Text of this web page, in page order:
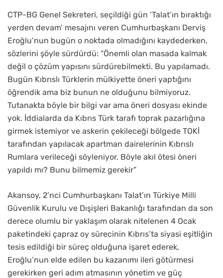
CTP-BG Genel Sekreteri, seçildiği gün ‘Talat’ın bıraktığı
yerden devam’ mesajını veren Cumhurbaşkanı Derviş
Eroğlu’nun bugün o noktada olmadığını kaydederken,
sözlerini şöyle sürdürdü: “Önemli olan masada kalmak
değil o çözüm yapısını sürdürebilmekti. Bu yapılamadı.
Bugün Kıbrıslı Türklerin mülkiyette öneri yaptığını
öğrendik ama biz bunun ne olduğunu bilmiyoruz.
Tutanakta böyle bir bilgi var ama öneri dosyası ekinde
yok. İddialarda da Kıbrıs Türk tarafı toprak pazarlığına
girmek istemiyor ve askerin çekileceği bölgede TOKİ
tarafından yapılacak apartman dairelerinin Kıbrıslı
Rumlara verileceği söyleniyor. Böyle akıl ötesi öneri
yapıldı mı? Bunu bilmemiz gerekir”
Akansoy, 2’nci Cumhurbaşkanı Talat’ın Türkiye Milli
Güvenlik Kurulu ve Dışişleri Bakanlığı tarafından da son
derece olumlu bir yaklaşım olarak nitelenen 4 Ocak
paketindeki çapraz oy sürecinin Kıbrıs’ta siyasi eşitliğin
tesis edildiği bir süreç olduğuna işaret ederek,
Eroğlu’nun elde edilen bu kazanımı ileri götürmesi
gerekirken geri adım atmasının yönetim ve güç